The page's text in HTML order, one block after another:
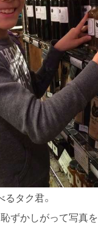
タク君。
恥ずかしがって写真